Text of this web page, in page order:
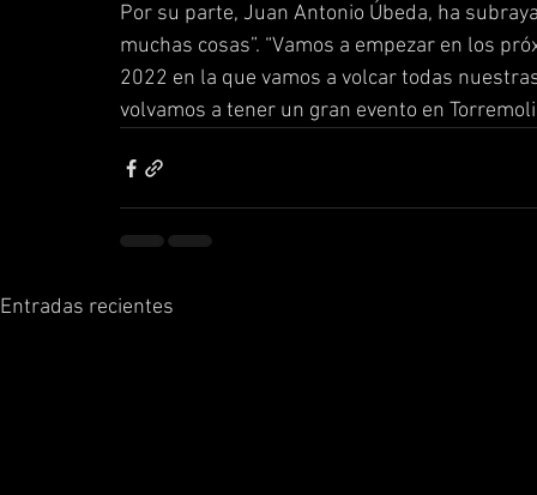
Por su parte, Juan Antonio Úbeda, ha
muchas cosas”. “Vamos a empezar en los
2022 en la que vamos a volcar todas
volvamos a tener un gran evento en
Entradas recientes